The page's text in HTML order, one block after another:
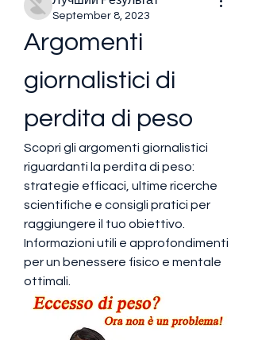
September 8, 2023
Argomenti
giornalistici di
perdita di peso
Scopri gli argomenti giornalistici
riguardanti la perdita di peso:
strategie efficaci, ultime ricerche
scientifiche e consigli pratici per
raggiungere il tuo obiettivo.
Informazioni utili e approfondimenti
per un benessere fisico e mentale
ottimali.